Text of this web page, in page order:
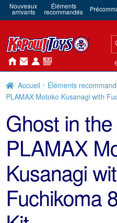
Nouveaux
arrivants
Éléments
recommandés
Accueil Éléments
PLAMAX Motoko Kusanagi with
Ghost in
PLAMAX
Kusanagi
Fuchikoma